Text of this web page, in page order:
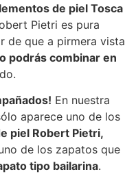
de piel Tosca
Pietri es pura
de que a pirmera vista
podrás combinar en
En nuestra
aparece uno de los
piel Robert Pietri,
de los zapatos que
tipo bailarina.